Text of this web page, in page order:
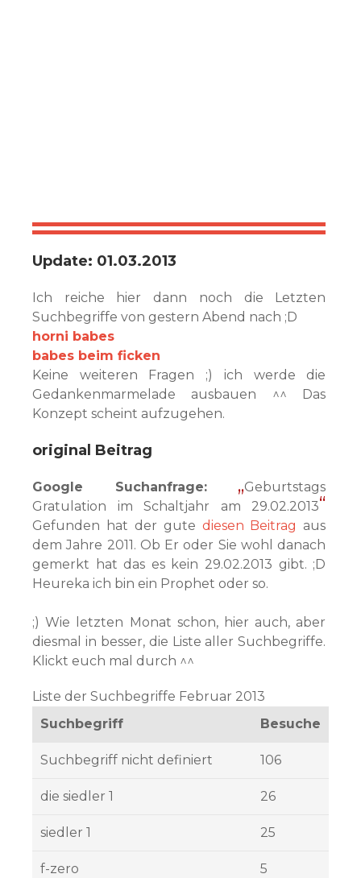
Update: 01.03.2013
Ich reiche hier dann noch die Letzten
Suchbegriffe von gestern Abend nach ;D
horni babes
babes beim ficken
Keine weiteren Fragen ;) ich werde die
Gedankenmarmelade ausbauen ^^ Das
Konzept scheint aufzugehen.
original Beitrag
Google Suchanfrage:
Geburtstags
Gratulation im Schaltjahr am 29.02.2013
Gefunden hat der gute diesen Beitrag aus
dem Jahre 2011. Ob Er oder Sie wohl danach
gemerkt hat das es kein 29.02.2013 gibt. ;D
Heureka ich bin ein Prophet oder so.
;) Wie letzten Monat schon, hier auch, aber
diesmal in besser, die Liste aller Suchbegriffe.
Klickt euch mal durch ^^
Liste der Suchbegriffe Februar 2013
Suchbegriff
Besuche
Suchbegriff nicht definiert 106
die siedler 1 26
siedler 1 25
f-zero 5